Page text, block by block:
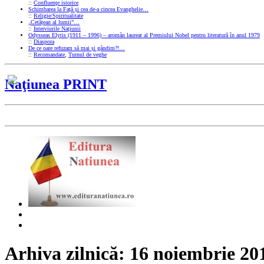
:: Confluenţe istorice
Schimbarea la Față și cea de-a cincea Evanghelie…
:: Religie/Spiritualitate
„Cetățean al lumii”…
:: Interviurile Naţiunii
Odysseas Elytis (1911 – 1996) – aromân laureat al Premiului Nobel pentru literatură în anul 1979
:: Diaspora
De ce oare refuzam să mai și gândim?!…
:: Recomandate Turnul de veghe
Naţiunea PRINT
Arhiva zilnică: 16 noiembrie